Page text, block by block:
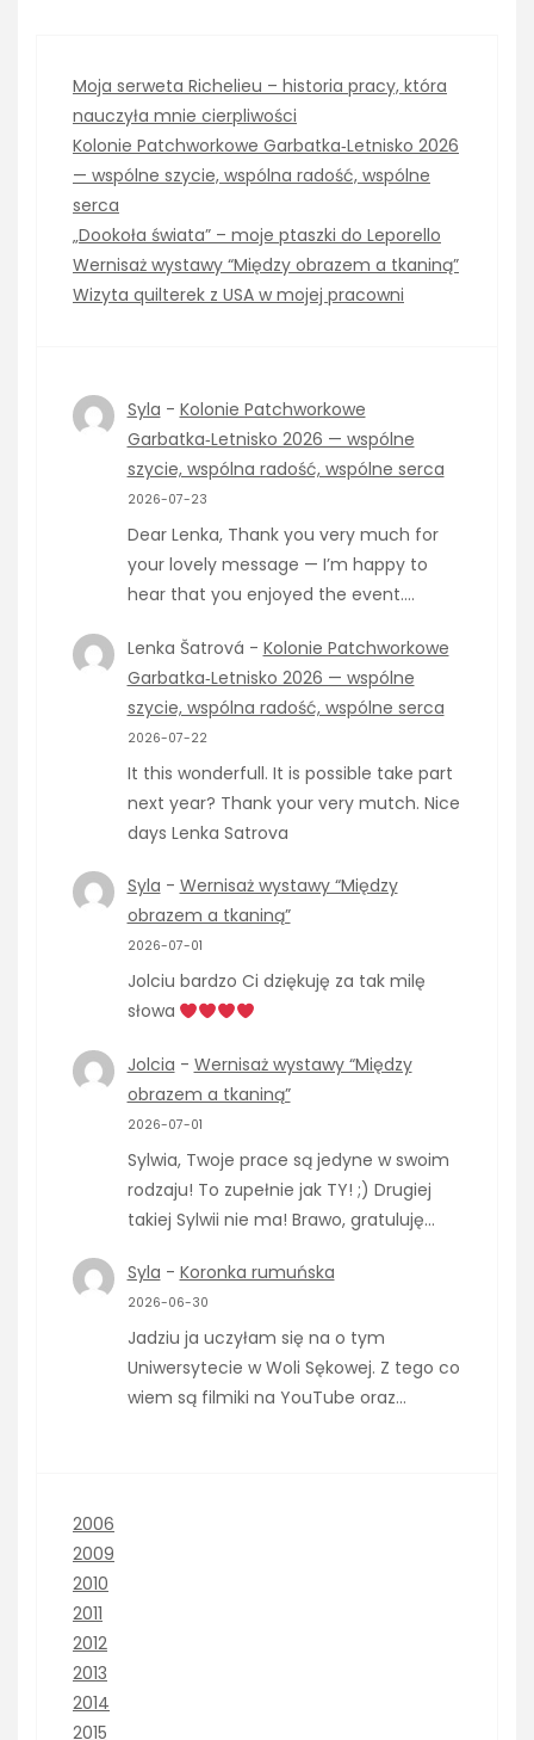
Moja serweta Richelieu – historia pracy, która
nauczyła mnie cierpliwości
Kolonie Patchworkowe Garbatka‑Letnisko 2026
— wspólne szycie, wspólna radość, wspólne
serca
„Dookoła świata” – moje ptaszki do Leporello
Wernisaż wystawy “Między obrazem a tkaniną”
Wizyta quilterek z USA w mojej pracowni
Syla - Kolonie Patchworkowe
Garbatka‑Letnisko 2026 — wspólne
szycie, wspólna radość, wspólne serca
2026-07-23
Dear Lenka, Thank you very much for
your lovely message — I’m happy to
hear that you enjoyed the event.…
Lenka Šatrová - Kolonie Patchworkowe
Garbatka‑Letnisko 2026 — wspólne
szycie, wspólna radość, wspólne serca
2026-07-22
It this wonderfull. It is possible take part
next year? Thank your very mutch. Nice
days Lenka Satrova
Syla - Wernisaż wystawy “Między
obrazem a tkaniną”
2026-07-01
Jolciu bardzo Ci dziękuję za tak milę
słowa
Jolcia - Wernisaż wystawy “Między
obrazem a tkaniną”
2026-07-01
Sylwia, Twoje prace są jedyne w swoim
rodzaju! To zupełnie jak TY! ;) Drugiej
takiej Sylwii nie ma! Brawo, gratuluję…
Syla - Koronka rumuńska
2026-06-30
Jadziu ja uczyłam się na o tym
Uniwersytecie w Woli Sękowej. Z tego co
wiem są filmiki na YouTube oraz…
2006
2009
2010
2011
2012
2013
2014
2015